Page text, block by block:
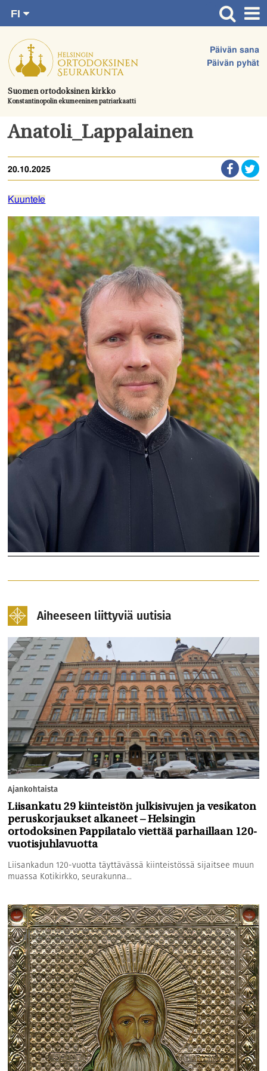
suoraan
sisältöön.
Suomen ortodoksinen kirkko
Konstantinopolin ekumeeninen patriarkaatti
Päivän sana
Päivän pyhät
FI
SV
EN
UA
Etusivu
Ajankohtaista
Juhlat & toimitukset
Kirkot
Tule mukaan
Hautausmaa
Yhteystiedot
Anatoli_Lappalainen
20.10.2025
Kuuntele
Aiheeseen liittyviä uutisia
Ajankohtaista
Liisankatu 29 kiinteistön julkisivujen ja vesikaton
peruskorjaukset alkaneet – Helsingin
ortodoksinen Pappilatalo viettää parhaillaan 120-
vuotisjuhlavuotta
Liisankadun 120-vuotta täyttävässä kiinteistössä sijaitsee muun
muassa Kotikirkko, seurakunna...